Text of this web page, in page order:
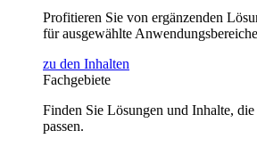
Profitieren Sie von ergänzenden
für ausgewählte
zu den Inhalten
Fachgebiete
Finden Sie Lösungen und Inhalte,
passen.